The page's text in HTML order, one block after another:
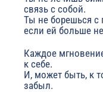
связь с собой.
Ты не борешься с
если ей больше
Каждое
к себе.
И, может быть, к
забыл.